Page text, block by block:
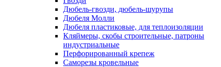
Дюбель-гвозди, дюбель-шурупы
Дюбеля Молли
Дюбеля пластиковые, для теплоизоляции
Кляймеры, скобы строительные, патроны
индустриальные
Перфорированный крепеж
Саморезы кровельные